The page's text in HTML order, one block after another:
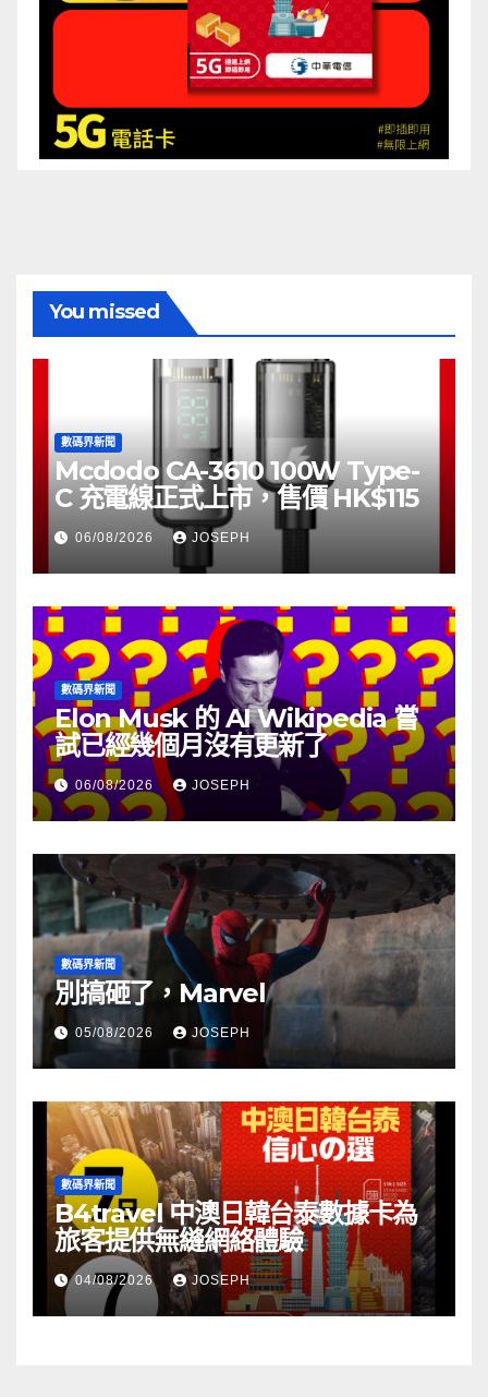
You missed
數碼界新聞
Mcdodo CA-3610 100W Type-
C 充電線正式上市，售價 HK$115
06/08/2026 JOSEPH
數碼界新聞
Elon Musk 的 AI Wikipedia 嘗
試已經幾個月沒有更新了
06/08/2026 JOSEPH
數碼界新聞
別搞砸了，Marvel
05/08/2026 JOSEPH
數碼界新聞
B4travel 中澳日韓台泰數據卡為
旅客提供無縫網絡體驗
04/08/2026 JOSEPH